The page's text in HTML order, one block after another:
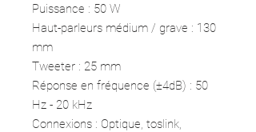
Puissance : 50 W
Haut-parleurs médium / grave : 130
mm
Tweeter : 25 mm
Réponse en fréquence (±4dB) : 50
Hz - 20 kHz
Connexions : Optique, toslink,